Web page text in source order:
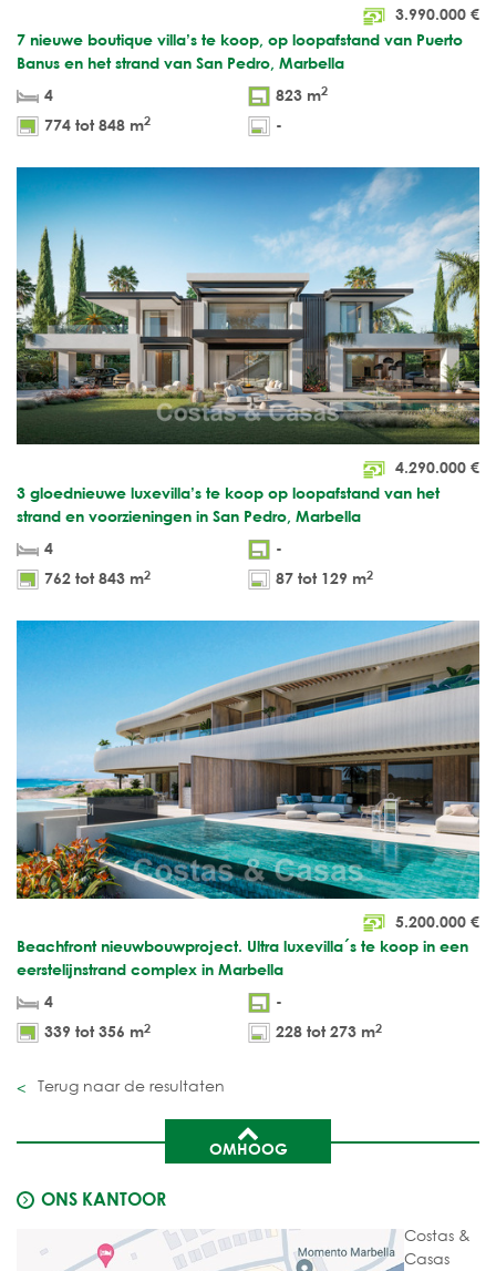
3.990.000 €
7 nieuwe boutique villa’s te koop, op loopafstand van Puerto
Banus en het strand van San Pedro, Marbella
4
823 m2
774 tot 848 m2 -
4.290.000 €
3 gloednieuwe luxevilla’s te koop op loopafstand van het
strand en voorzieningen in San Pedro, Marbella
4
-
762 tot 843 m2 87 tot 129 m2
5.200.000 €
Beachfront nieuwbouwproject. Ultra luxevilla´s te koop in een
eerstelijnstrand complex in Marbella
4
-
339 tot 356 m2 228 tot 273 m2
Terug naar de resultaten
OMHOOG
ONS KANTOOR
Costas &
Casas